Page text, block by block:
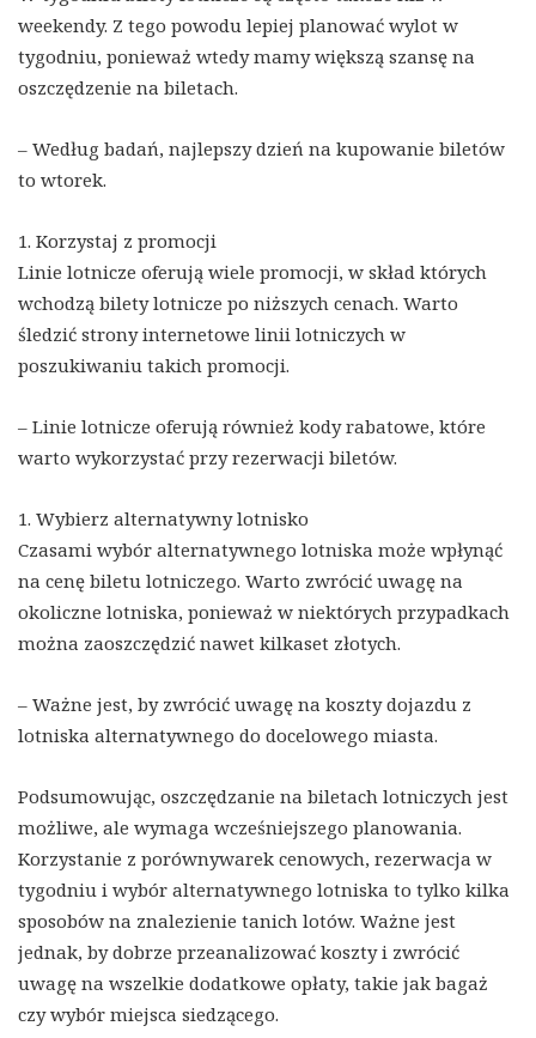
weekendy. Z tego powodu lepiej planować wylot w
tygodniu, ponieważ wtedy mamy większą szansę na
oszczędzenie na biletach.
– Według badań, najlepszy dzień na kupowanie biletów
to wtorek.
1. Korzystaj z promocji
Linie lotnicze oferują wiele promocji, w skład których
wchodzą bilety lotnicze po niższych cenach. Warto
śledzić strony internetowe linii lotniczych w
poszukiwaniu takich promocji.
– Linie lotnicze oferują również kody rabatowe, które
warto wykorzystać przy rezerwacji biletów.
1. Wybierz alternatywny lotnisko
Czasami wybór alternatywnego lotniska może wpłynąć
na cenę biletu lotniczego. Warto zwrócić uwagę na
okoliczne lotniska, ponieważ w niektórych przypadkach
można zaoszczędzić nawet kilkaset złotych.
– Ważne jest, by zwrócić uwagę na koszty dojazdu z
lotniska alternatywnego do docelowego miasta.
Podsumowując, oszczędzanie na biletach lotniczych jest
możliwe, ale wymaga wcześniejszego planowania.
Korzystanie z porównywarek cenowych, rezerwacja w
tygodniu i wybór alternatywnego lotniska to tylko kilka
sposobów na znalezienie tanich lotów. Ważne jest
jednak, by dobrze przeanalizować koszty i zwrócić
uwagę na wszelkie dodatkowe opłaty, takie jak bagaż
czy wybór miejsca siedzącego.